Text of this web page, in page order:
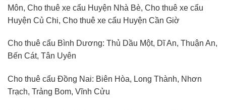
Môn, Cho thuê xe cẩu Huyện Nhà Bè, Cho thuê xe cẩu
Huyện Củ Chi, Cho thuê xe cẩu Huyện Cần Giờ
Cho thuê cẩu Bình Dương: Thủ Dầu Một, Dĩ An, Thuận An,
Bến Cát, Tân Uyên
Cho thuê cẩu Đồng Nai: Biên Hòa, Long Thành, Nhơn
Trạch, Trảng Bom, Vĩnh Cửu